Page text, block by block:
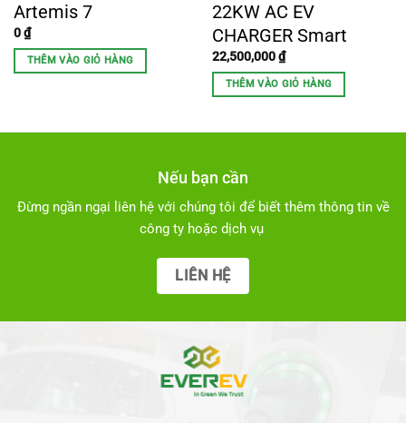
Artemis 7
0₫
THÊM VÀO GIỎ HÀNG
22KW AC EV
CHARGER Smart
22,500,000₫
THÊM VÀO GIỎ HÀNG
Nếu bạn cần
Đừng ngần ngại liên hệ với chúng tôi để biết thêm thông tin về
công ty hoặc dịch vụ
LIÊN HỆ